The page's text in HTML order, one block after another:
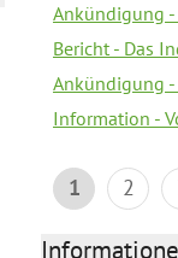
Ankündigung -
Bericht - Das
Ankündigung
Information -
1 2